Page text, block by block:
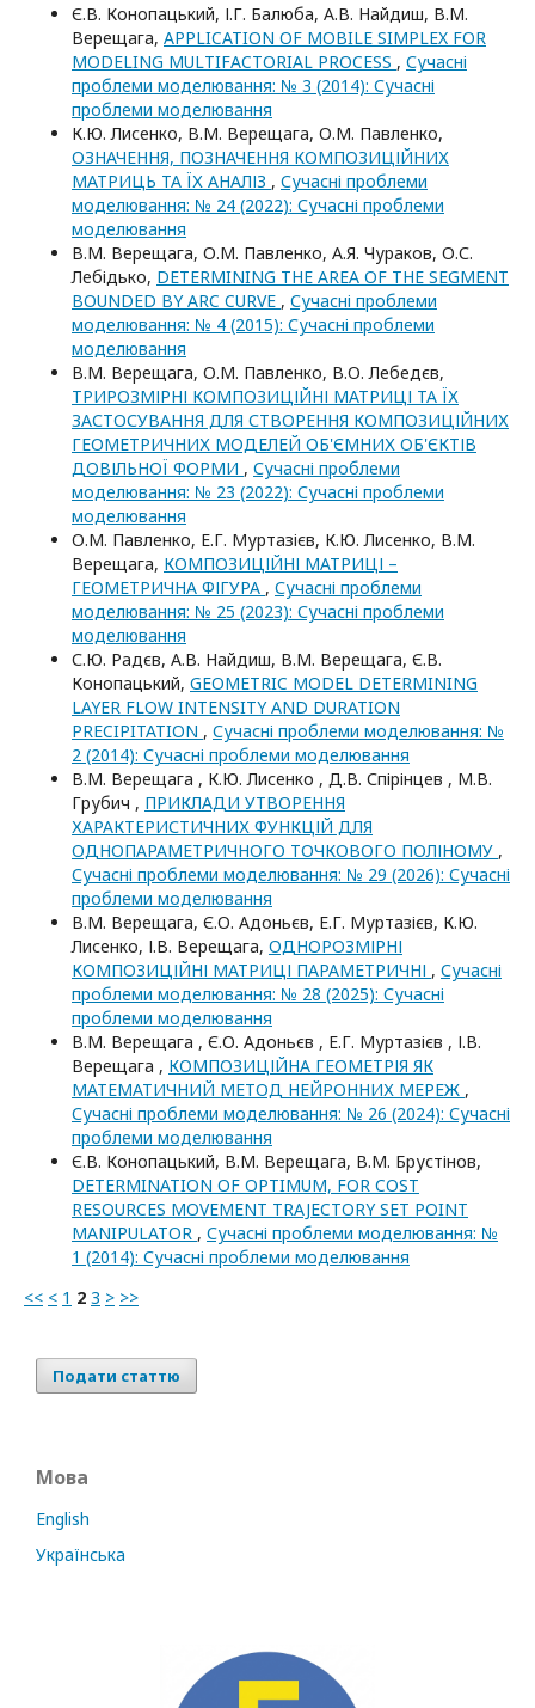
Є.В. Конопацький, І.Г. Балюба, А.В. Найдиш, В.М.
Верещага, APPLICATION OF MOBILE SIMPLEX FOR
MODELING MULTIFACTORIAL PROCESS , Сучасні
проблеми моделювання: № 3 (2014): Сучасні
проблеми моделювання
К.Ю. Лисенко, В.М. Верещага, О.М. Павленко,
ОЗНАЧЕННЯ, ПОЗНАЧЕННЯ КОМПОЗИЦІЙНИХ
МАТРИЦЬ ТА ЇХ АНАЛІЗ , Сучасні проблеми
моделювання: № 24 (2022): Сучасні проблеми
моделювання
В.М. Верещага, О.М. Павленко, А.Я. Чураков, О.С.
Лебідько, DETERMINING THE AREA OF THE SEGMENT
BOUNDED BY ARC CURVE , Сучасні проблеми
моделювання: № 4 (2015): Сучасні проблеми
моделювання
В.М. Верещага, О.М. Павленко, В.О. Лебедєв,
ТРИРОЗМІРНІ КОМПОЗИЦІЙНІ МАТРИЦІ ТА ЇХ
ЗАСТОСУВАННЯ ДЛЯ СТВОРЕННЯ КОМПОЗИЦІЙНИХ
ГЕОМЕТРИЧНИХ МОДЕЛЕЙ ОБ'ЄМНИХ ОБ'ЄКТІВ
ДОВІЛЬНОЇ ФОРМИ , Сучасні проблеми
моделювання: № 23 (2022): Сучасні проблеми
моделювання
О.М. Павленко, Е.Г. Муртазієв, К.Ю. Лисенко, В.М.
Верещага, КОМПОЗИЦІЙНІ МАТРИЦІ –
ГЕОМЕТРИЧНА ФІГУРА , Сучасні проблеми
моделювання: № 25 (2023): Сучасні проблеми
моделювання
С.Ю. Радєв, А.В. Найдиш, В.М. Верещага, Є.В.
Конопацький, GEOMETRIC MODEL DETERMINING
LAYER FLOW INTENSITY AND DURATION
PRECIPITATION , Сучасні проблеми моделювання: №
2 (2014): Сучасні проблеми моделювання
В.М. Верещага , К.Ю. Лисенко , Д.В. Спірінцев , М.В.
Грубич , ПРИКЛАДИ УТВОРЕННЯ
ХАРАКТЕРИСТИЧНИХ ФУНКЦІЙ ДЛЯ
ОДНОПАРАМЕТРИЧНОГО ТОЧКОВОГО ПОЛІНОМУ ,
Сучасні проблеми моделювання: № 29 (2026): Сучасні
проблеми моделювання
В.М. Верещага, Є.О. Адоньєв, Е.Г. Муртазієв, К.Ю.
Лисенко, І.В. Верещага, ОДНОРОЗМІРНІ
КОМПОЗИЦІЙНІ МАТРИЦІ ПАРАМЕТРИЧНІ , Сучасні
проблеми моделювання: № 28 (2025): Сучасні
проблеми моделювання
В.М. Верещага , Є.О. Адоньєв , Е.Г. Муртазієв , І.В.
Верещага , КОМПОЗИЦІЙНА ГЕОМЕТРІЯ ЯК
МАТЕМАТИЧНИЙ МЕТОД НЕЙРОННИХ МЕРЕЖ ,
Сучасні проблеми моделювання: № 26 (2024): Сучасні
проблеми моделювання
Є.В. Конопацький, В.М. Верещага, В.М. Брустінов,
DETERMINATION OF OPTIMUM, FOR COST
RESOURCES MOVEMENT TRAJECTORY SET POINT
MANIPULATOR , Сучасні проблеми моделювання: №
1 (2014): Сучасні проблеми моделювання
<< < 1 2 3 > >>
Подати статтю
Мова
English
Українська